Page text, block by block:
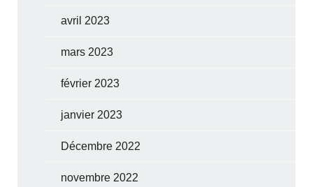
avril 2023
mars 2023
février 2023
janvier 2023
Décembre 2022
novembre 2022